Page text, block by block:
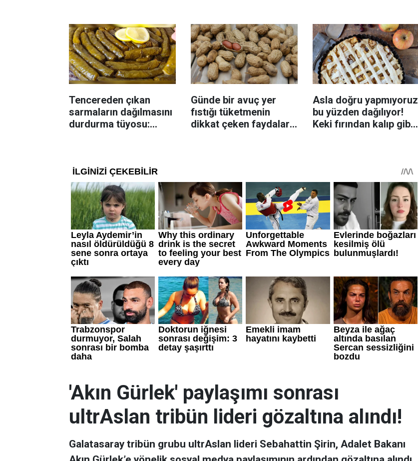
Tencereden çıkan
sarmaların dağılmasını
durdurma tüyosu:
Günde bir avuç yer
fıstığı tüketmenin
dikkat çeken faydaları:
Asla doğru yapmıyoruz
bu yüzden dağılıyor!
Keki fırından kalıp gibi
'Akın Gürlek' paylaşımı sonrası
ultrAslan tribün lideri gözaltına alındı!
Galatasaray tribün grubu ultrAslan lideri Sebahattin Şirin, Adalet Bakanı